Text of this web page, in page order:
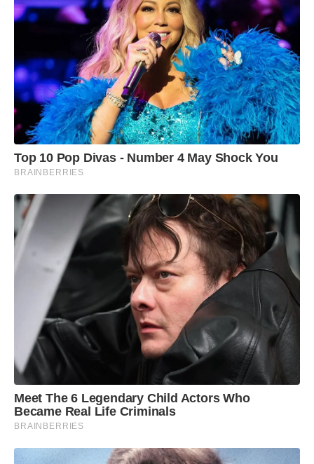
Top 10 Pop Divas - Number 4 May Shock You
BRAINBERRIES
Meet The 6 Legendary Child Actors Who
Became Real Life Criminals
BRAINBERRIES